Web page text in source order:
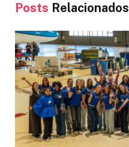
Posts Relacionados